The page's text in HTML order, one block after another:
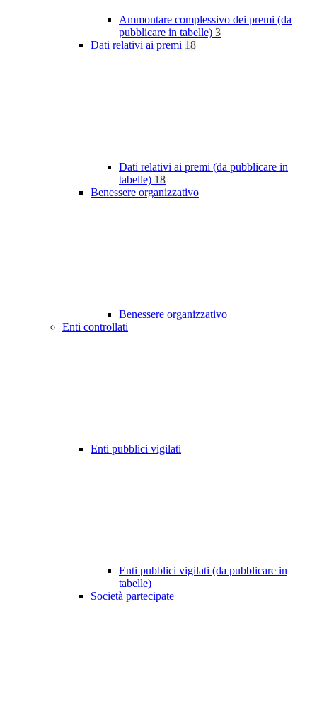
Ammontare complessivo dei premi (da
pubblicare in tabelle) 3
Dati relativi ai premi 18
Dati relativi ai premi (da pubblicare in
tabelle) 18
Benessere organizzativo
Benessere organizzativo
Enti controllati
Enti pubblici vigilati
Enti pubblici vigilati (da pubblicare in
tabelle)
Società partecipate